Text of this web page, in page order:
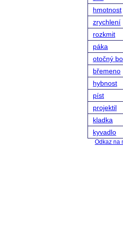
hmotnost
zrychlení
rozkmit
páka
otočný
břemeno
hybnost
píst
projektil
kladka
kyvadlo
Odkaz na